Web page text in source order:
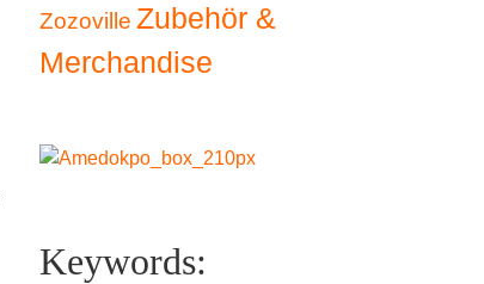
Zozoville Zubehör &
Merchandise
Keywords: